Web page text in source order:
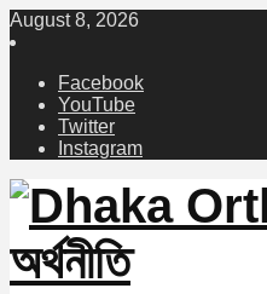
August 8, 2026
Facebook
YouTube
Twitter
Instagram